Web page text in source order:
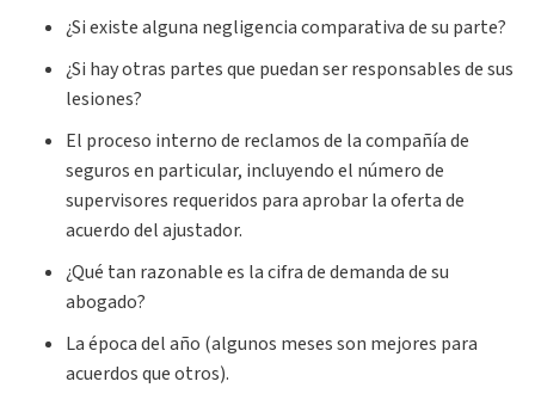
¿Si existe alguna negligencia comparativa de su parte?
¿Si hay otras partes que puedan ser responsables de sus
lesiones?
El proceso interno de reclamos de la compañía de
seguros en particular, incluyendo el número de
supervisores requeridos para aprobar la oferta de
acuerdo del ajustador.
¿Qué tan razonable es la cifra de demanda de su
abogado?
La época del año (algunos meses son mejores para
acuerdos que otros).